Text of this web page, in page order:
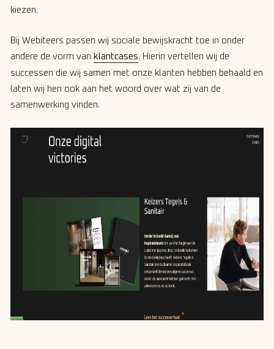
kiezen.
Bij Webiteers passen wij sociale bewijskracht toe in onder
andere de vorm van klantcases. Hierin vertellen wij de
successen die wij samen met onze klanten hebben behaald en
laten wij hen ook aan het woord over wat zij van de
samenwerking vinden.